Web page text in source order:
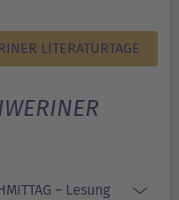
LITERATURTAGE
– Lesung